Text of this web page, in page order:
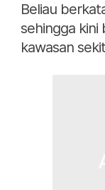
Beliau
sehingga kini
kawasan